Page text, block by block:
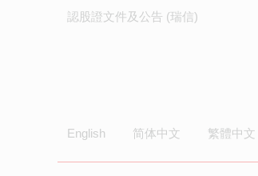
認股證文件及公告 (瑞信)
English 简体中文 繁體中文